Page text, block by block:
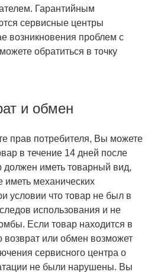
Гарантийным
сервисные центры
возникновения проблем с
обратиться в точку
и обмен
прав потребителя, Вы можете
в течение 14 дней после
должен иметь товарный вид,
иметь механических
условии что товар не был в
использования и не
Если товар находится в
возврат или обмен возможет
сервисного центра о
не были нарушены. Вы